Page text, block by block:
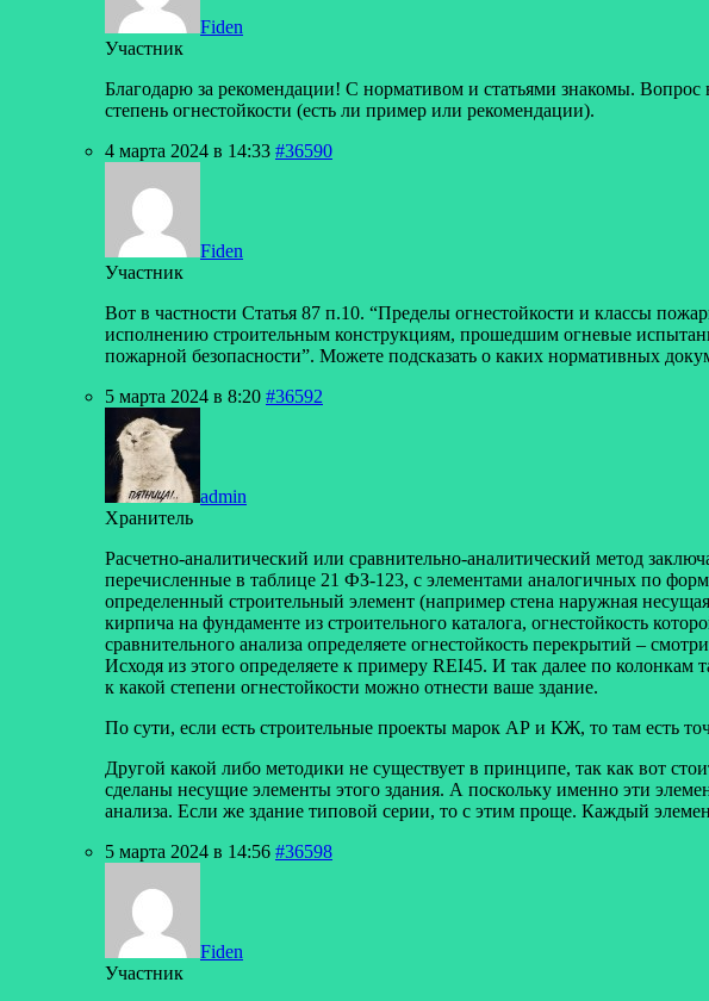
Fiden
Участник
Благодарю за рекомендации! С нормативом и статьями знакомы. Вопрос
степень огнестойкости (есть ли пример или рекомендации).
4 марта 2024 в 14:33 #36590
Fiden
Участник
Вот в частности Статья 87 п.10. “Пределы огнестойкости и классы
исполнению строительным конструкциям, прошедшим огневые
пожарной безопасности”. Можете подсказать о каких нормативных
5 марта 2024 в 8:20 #36592
admin
Хранитель
Расчетно-аналитический или сравнительно-аналитический метод
перечисленные в таблице 21 ФЗ-123, с элементами аналогичных по
определенный строительный элемент (например стена наружная
кирпича на фундаменте из строительного каталога, огнестойкость
сравнительного анализа определяете огнестойкость перекрытий –
Исходя из этого определяете к примеру REI45. И так далее по
к какой степени огнестойкости можно отнести ваше здание.
По сути, если есть строительные проекты марок АР и КЖ, то там есть
Другой какой либо методики не существует в принципе, так как вот
сделаны несущие элементы этого здания. А поскольку именно эти
анализа. Если же здание типовой серии, то с этим проще. Каждый
5 марта 2024 в 14:56 #36598
Fiden
Участник